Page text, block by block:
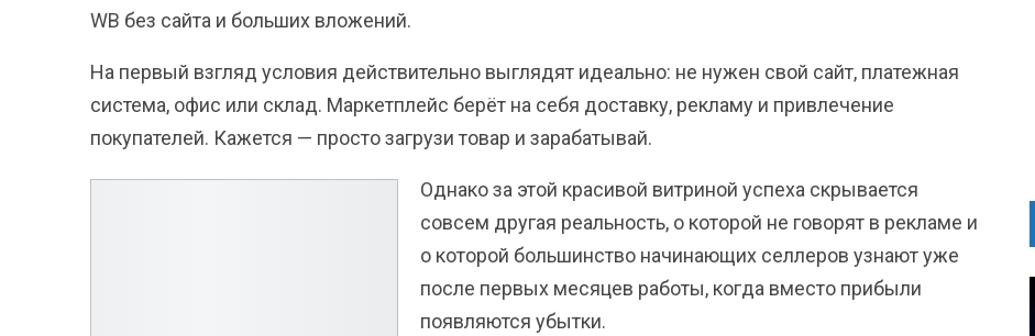
WB без сайта и больших вложений.
На первый взгляд условия действительно выглядят идеально: не нужен свой сайт, платежная
система, офис или склад. Маркетплейс берёт на себя доставку, рекламу и привлечение
покупателей. Кажется — просто загрузи товар и зарабатывай.
Однако за этой красивой витриной успеха скрывается
совсем другая реальность, о которой не говорят в рекламе и
о которой большинство начинающих селлеров узнают уже
после первых месяцев работы, когда вместо прибыли
появляются убытки.